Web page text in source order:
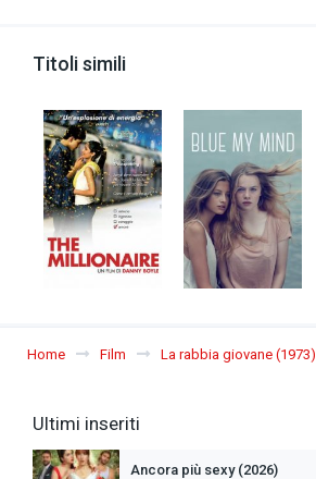
Titoli simili
Home Film La rabbia giovane (1973)
Ultimi inseriti
Ancora più sexy (2026)